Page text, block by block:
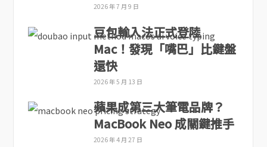
2026 年 7 月 9 日
豆包輸入法正式登陸
Mac！發現「嘴巴」比鍵盤
還快
2026 年 5 月 13 日
蘋果成第三大筆電品牌？
MacBook Neo 成關鍵推手
2026 年 4 月 27 日